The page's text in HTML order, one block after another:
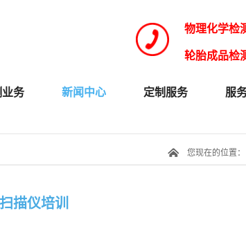
物理化学检
轮胎成品检
务 新闻中心 定制服务 服
您现在的位置：
描仪培训